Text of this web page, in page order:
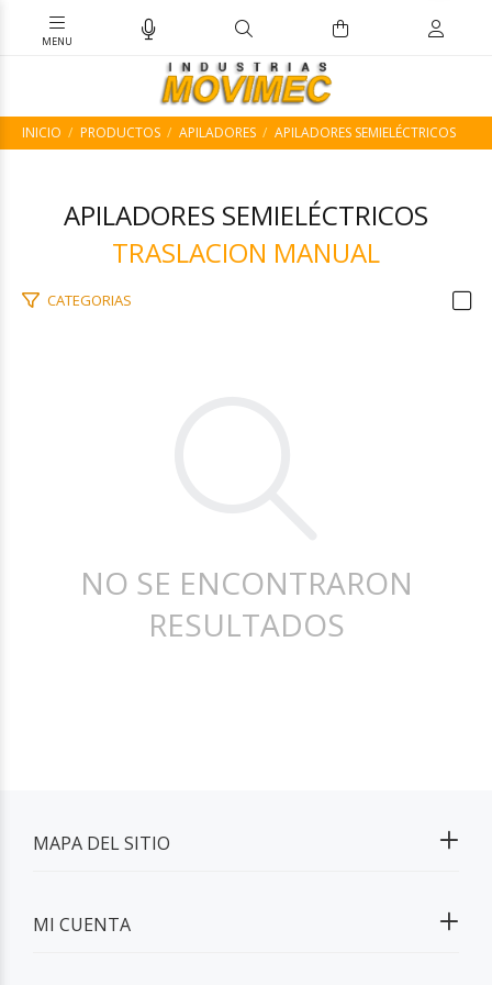
INICIO PRODUCTOS APILADORES APILADORES SEMIELÉCTRICOS
APILADORES SEMIELÉCTRICOS
TRASLACION MANUAL
CATEGORIAS
NO SE ENCONTRARON
RESULTADOS
MAPA DEL SITIO
MI CUENTA